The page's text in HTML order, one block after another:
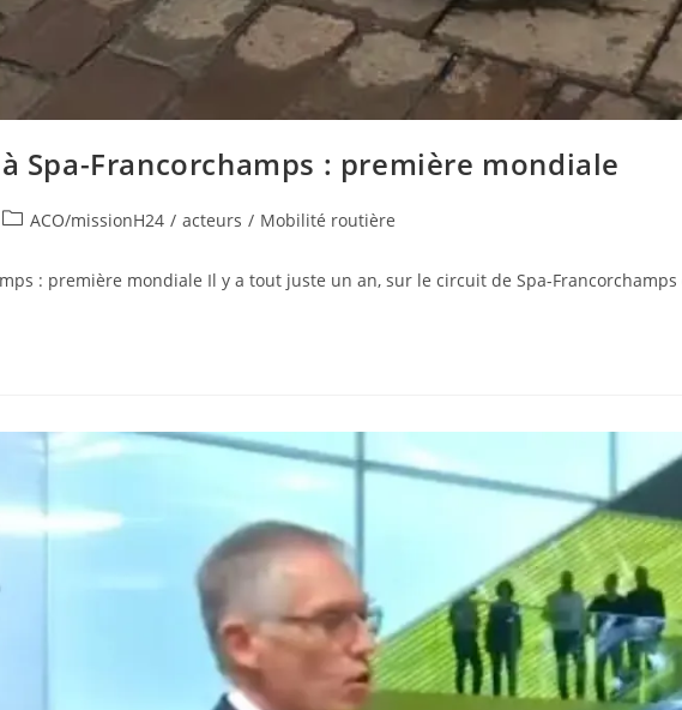
Spa-Francorchamps : première mondiale
ACO/missionH24 / acteurs / Mobilité routière
: première mondiale Il y a tout juste un an, sur le circuit de Spa-